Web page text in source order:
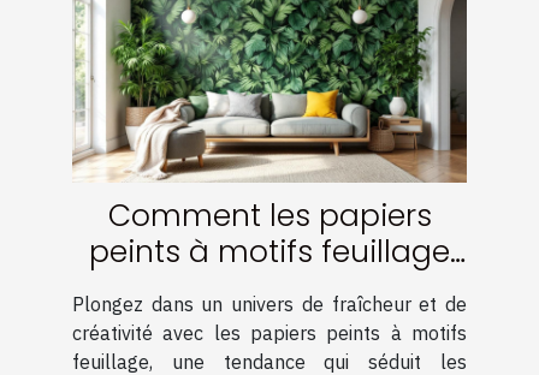
Comment les papiers
peints à motifs feuillage
transforment-ils votre
intérieur ?
Plongez dans un univers de fraîcheur et de
créativité avec les papiers peints à motifs
feuillage, une tendance qui séduit les